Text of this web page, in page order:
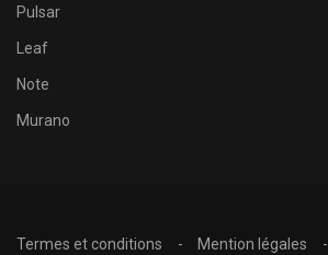
Pulsar
Leaf
Note
Murano
Termes et conditions
Mention légales